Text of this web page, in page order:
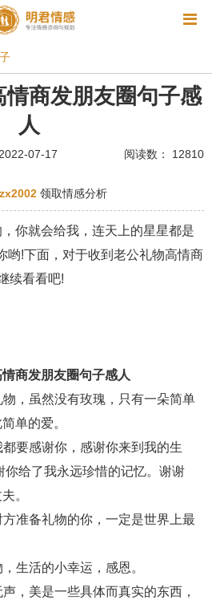
恋爱技巧 挽回爱情
星座情感
怀孕 交友
生 情感测试
摩羯座男生 射手座男生
天秤座男生 处女座男生
生 爱情歌曲
伤感
时辰八字 爱情的句子
复合
气质 美妆 情感挽回
家庭暴力 孕中期
商发朋友圈句子感
人
2022-07-17 阅读数： 12810
领取情感分析
就会给我，连天上的星星都是
哟!下面，对于收到老公礼物高情商
续看看吧!
商发朋友圈句子感人
，虽然没有玫瑰，只有一朵简单
单的爱。
要感谢你，感谢你来到我的生
你给了我永远珍惜的记忆。谢谢
。
备礼物的你，一定是世界上最
活的小幸运，感恩。
美是一些具体而真实的东西，